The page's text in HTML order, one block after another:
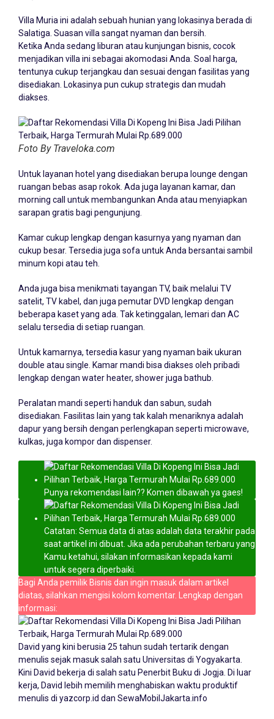
Villa Muria ini adalah sebuah hunian yang lokasinya berada di
Salatiga. Suasan villa sangat nyaman dan bersih.
Ketika Anda sedang liburan atau kunjungan bisnis, cocok
menjadikan villa ini sebagai akomodasi Anda. Soal harga,
tentunya cukup terjangkau dan sesuai dengan fasilitas yang
disediakan. Lokasinya pun cukup strategis dan mudah
diakses.
Foto By Traveloka.com
Untuk layanan hotel yang disediakan berupa lounge dengan
ruangan bebas asap rokok. Ada juga layanan kamar, dan
morning call untuk membangunkan Anda atau menyiapkan
sarapan gratis bagi pengunjung.
Kamar cukup lengkap dengan kasurnya yang nyaman dan
cukup besar. Tersedia juga sofa untuk Anda bersantai sambil
minum kopi atau teh.
Anda juga bisa menikmati tayangan TV, baik melalui TV
satelit, TV kabel, dan juga pemutar DVD lengkap dengan
beberapa kaset yang ada. Tak ketinggalan, lemari dan AC
selalu tersedia di setiap ruangan.
Untuk kamarnya, tersedia kasur yang nyaman baik ukuran
double atau single. Kamar mandi bisa diakses oleh pribadi
lengkap dengan water heater, shower juga bathub.
Peralatan mandi seperti handuk dan sabun, sudah
disediakan. Fasilitas lain yang tak kalah menariknya adalah
dapur yang bersih dengan perlengkapan seperti microwave,
kulkas, juga kompor dan dispenser.
Punya rekomendasi lain?? Komen dibawah ya gaes!
Catatan: Semua data di atas adalah data terakhir pada
saat artikel ini dibuat. Jika ada perubahan terbaru yang
Kamu ketahui, silakan informasikan kepada kami
untuk segera diperbaiki.
Bagi Anda pemilik Bisnis dan ingin masuk dalam artikel
diatas, silahkan mengisi kolom komentar. Lengkap dengan
informasi:
David yang kini berusia 25 tahun sudah tertarik dengan
menulis sejak masuk salah satu Universitas di Yogyakarta.
Kini David bekerja di salah satu Penerbit Buku di Jogja. Di luar
kerja, David lebih memilih menghabiskan waktu produktif
menulis di yazcorp.id dan SewaMobilJakarta.info